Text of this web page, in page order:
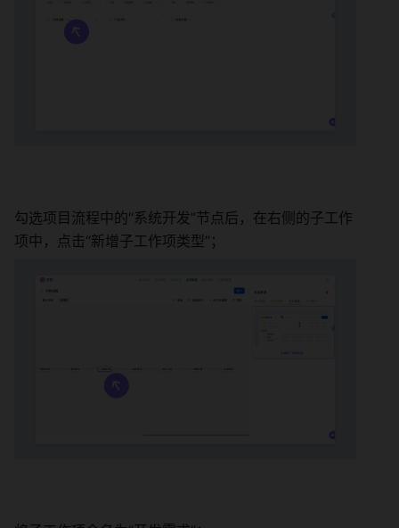
勾选项目流程中的“系统开发”节点后，在右侧的子工作
项中，点击“新增子工作项类型”；